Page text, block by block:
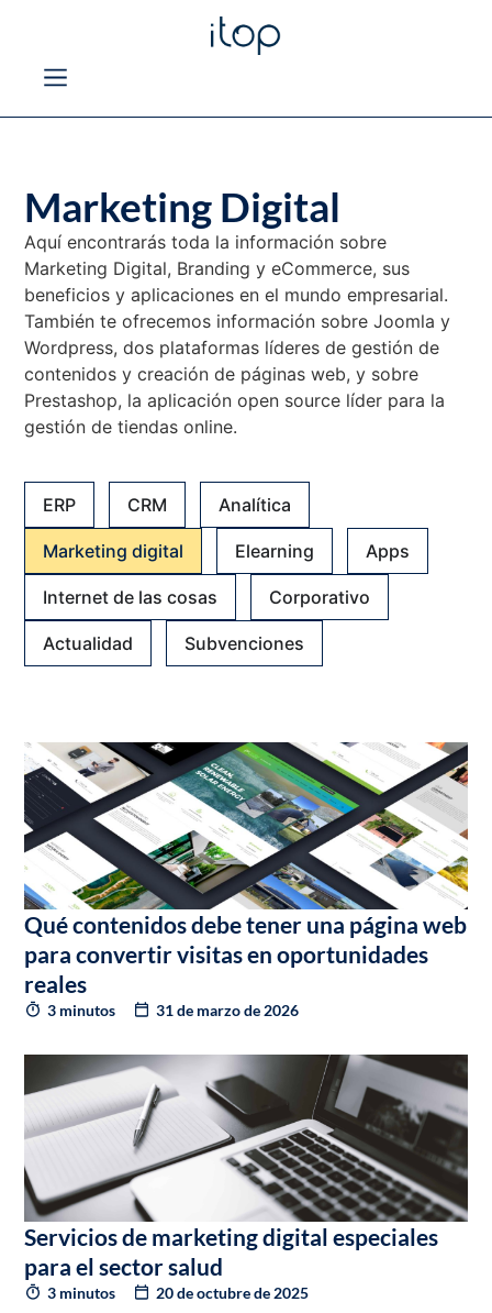
Marketing Digital
Aquí encontrarás toda la información sobre
Marketing Digital, Branding y eCommerce, sus
beneficios y aplicaciones en el mundo empresarial.
También te ofrecemos información sobre Joomla y
Wordpress, dos plataformas líderes de gestión de
contenidos y creación de páginas web, y sobre
Prestashop, la aplicación open source líder para la
gestión de tiendas online.
ERP CRM Analítica
Marketing digital Elearning Apps
Internet de las cosas Corporativo
Actualidad Subvenciones
Qué contenidos debe tener una página web
para convertir visitas en oportunidades
reales
3 minutos 31 de marzo de 2026
Servicios de marketing digital especiales
para el sector salud
3 minutos 20 de octubre de 2025